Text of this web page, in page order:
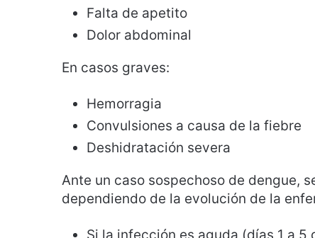
Falta de apetito
Dolor abdominal
En casos graves:
Hemorragia
Convulsiones a causa de la fiebre
Deshidratación severa
Ante un caso sospechoso de dengue,
dependiendo de la evolución de la